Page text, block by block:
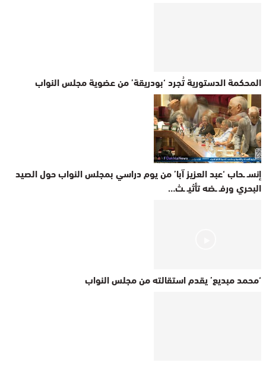
المحكمة الدستورية تُجرد ‘بودريقة’ من عضوية مجلس النواب
إنسـ ـحاب ‘عبد العزيز آبا’ من يوم دراسي بمجلس النواب حول الصيد
البحري ورفـ ـضه تأثيـ ـث…
‘محمد مبديع’ يقدم استقالته من مجلس النواب